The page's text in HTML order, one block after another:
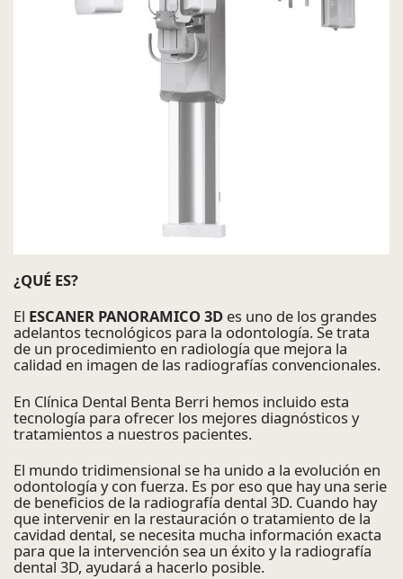
¿QUÉ ES?
El ESCANER PANORAMICO 3D es uno de los grandes
adelantos tecnológicos para la odontología. Se trata
de un procedimiento en radiología que mejora la
calidad en imagen de las radiografías convencionales.
En Clínica Dental Benta Berri hemos incluido esta
tecnología para ofrecer los mejores diagnósticos y
tratamientos a nuestros pacientes.
El mundo tridimensional se ha unido a la evolución en
odontología y con fuerza. Es por eso que hay una serie
de beneficios de la radiografía dental 3D. Cuando hay
que intervenir en la restauración o tratamiento de la
cavidad dental, se necesita mucha información exacta
para que la intervención sea un éxito y la radiografía
dental 3D, ayudará a hacerlo posible.